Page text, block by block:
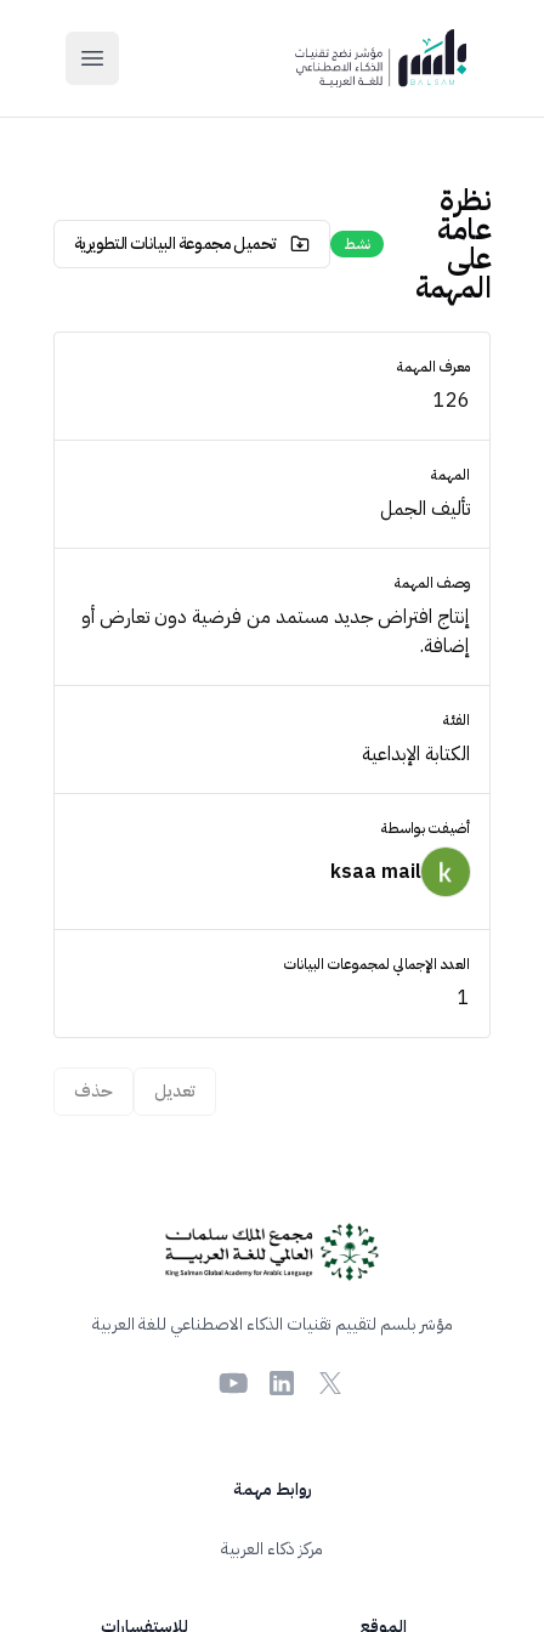
menu
نظرة
عامة
على
المهمة
نشط تحميل مجموعة البيانات التطويرية
معرف المهمة
126
المهمة
تأليف الجمل
وصف المهمة
إنتاج افتراض جديد مستمد من فرضية دون تعارض أو
إضافة.
الفئة
الكتابة الإبداعية
أضيفت بواسطة
ksaa mail
العدد الإجمالي لمجموعات البيانات
1
تعديل حذف
مؤشر بلسم لتقييم تقنيات الذكاء الاصطناعي للغة العربية
X
LinkedIn
Youtube
روابط مهمة
مركز ذكاء العربية
الموقع للاستفسارات